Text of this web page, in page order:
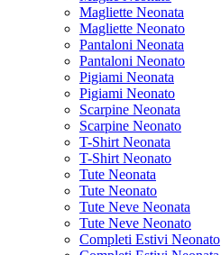
Magliette Neonata
Magliette Neonato
Pantaloni Neonata
Pantaloni Neonato
Pigiami Neonata
Pigiami Neonato
Scarpine Neonata
Scarpine Neonato
T-Shirt Neonata
T-Shirt Neonato
Tute Neonata
Tute Neonato
Tute Neve Neonata
Tute Neve Neonato
Completi Estivi Neonato